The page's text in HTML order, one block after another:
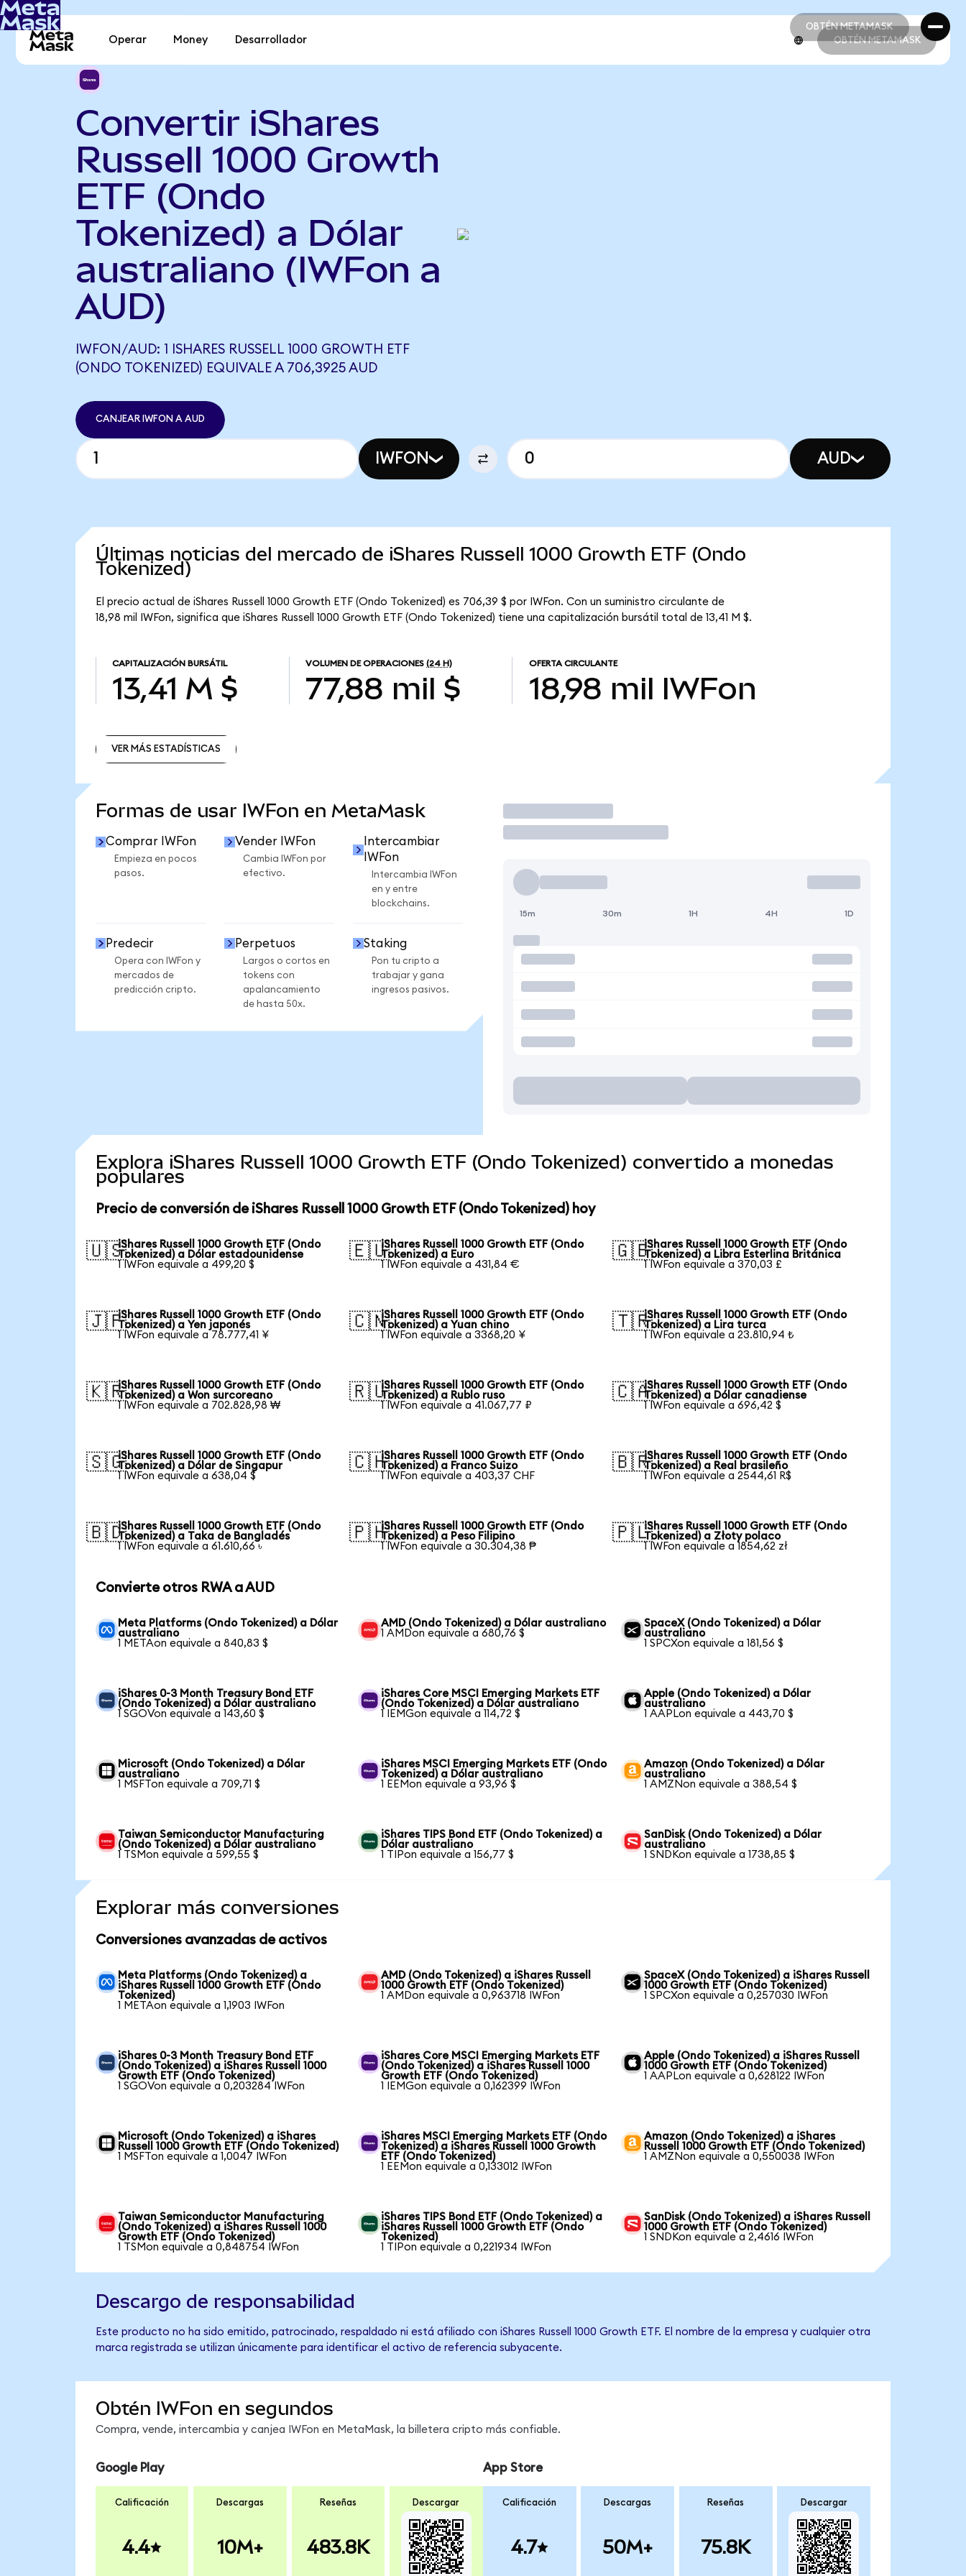
OBTÉN METAMASK
OBTÉN METAMASK
Operar Money Desarrollador OBTÉN METAMASK
Convertir iShares
Russell 1000 Growth
ETF (Ondo
Tokenized) a Dólar
australiano (IWFon a
AUD)
IWFON/AUD: 1 ISHARES RUSSELL 1000 GROWTH ETF
(ONDO TOKENIZED) EQUIVALE A 706,3925 AUD
CANJEAR IWFON A AUD
IWFON AUD
Últimas noticias del mercado de iShares Russell 1000 Growth ETF (Ondo
Tokenized)
El precio actual de iShares Russell 1000 Growth ETF (Ondo Tokenized) es 706,39 $ por IWFon. Con un suministro circulante de
18,98 mil IWFon, significa que iShares Russell 1000 Growth ETF (Ondo Tokenized) tiene una capitalización bursátil total de 13,41 M $.
CAPITALIZACIÓN BURSÁTIL
13,41 M $
VOLUMEN DE OPERACIONES (24 H)
77,88 mil $
OFERTA CIRCULANTE
18,98 mil IWFon
VER MÁS ESTADÍSTICAS
Formas de usar IWFon en MetaMask
Comprar IWFon
Empieza en pocos
pasos.
Vender IWFon
Cambia IWFon por
efectivo.
Intercambiar
IWFon
Intercambia IWFon
en y entre
blockchains.
Predecir
Opera con IWFon y
mercados de
predicción cripto.
Perpetuos
Largos o cortos en
tokens con
apalancamiento
de hasta 50x.
Staking
Pon tu cripto a
trabajar y gana
ingresos pasivos.
Operar
15m 30m 1H 4H 1D
Explora iShares Russell 1000 Growth ETF (Ondo Tokenized) convertido a monedas
populares
Precio de conversión de iShares Russell 1000 Growth ETF (Ondo Tokenized) hoy
🇺🇸iShares Russell 1000 Growth ETF (Ondo
Tokenized) a Dólar estadounidense
1 IWFon equivale a 499,20 $
🇪🇺iShares Russell 1000 Growth ETF (Ondo
Tokenized) a Euro
1 IWFon equivale a 431,84 €
🇬🇧iShares Russell 1000 Growth ETF (Ondo
Tokenized) a Libra Esterlina Británica
1 IWFon equivale a 370,03 £
🇯🇵iShares Russell 1000 Growth ETF (Ondo
Tokenized) a Yen japonés
1 IWFon equivale a 78.777,41 ¥
🇨🇳iShares Russell 1000 Growth ETF (Ondo
Tokenized) a Yuan chino
1 IWFon equivale a 3368,20 ¥
🇹🇷iShares Russell 1000 Growth ETF (Ondo
Tokenized) a Lira turca
1 IWFon equivale a 23.810,94 ₺
🇰🇷iShares Russell 1000 Growth ETF (Ondo
Tokenized) a Won surcoreano
1 IWFon equivale a 702.828,98 ₩
🇷🇺iShares Russell 1000 Growth ETF (Ondo
Tokenized) a Rublo ruso
1 IWFon equivale a 41.067,77 ₽
🇨🇦iShares Russell 1000 Growth ETF (Ondo
Tokenized) a Dólar canadiense
1 IWFon equivale a 696,42 $
🇸🇬iShares Russell 1000 Growth ETF (Ondo
Tokenized) a Dólar de Singapur
1 IWFon equivale a 638,04 $
🇨🇭iShares Russell 1000 Growth ETF (Ondo
Tokenized) a Franco Suizo
1 IWFon equivale a 403,37 CHF
🇧🇷iShares Russell 1000 Growth ETF (Ondo
Tokenized) a Real brasileño
1 IWFon equivale a 2544,61 R$
🇧🇩iShares Russell 1000 Growth ETF (Ondo
Tokenized) a Taka de Bangladés
1 IWFon equivale a 61.610,66 ৳
🇵🇭iShares Russell 1000 Growth ETF (Ondo
Tokenized) a Peso Filipino
1 IWFon equivale a 30.304,38 ₱
🇵🇱iShares Russell 1000 Growth ETF (Ondo
Tokenized) a Złoty polaco
1 IWFon equivale a 1854,62 zł
Convierte otros RWA a AUD
Meta Platforms (Ondo Tokenized) a Dólar
australiano
1 METAon equivale a 840,83 $
AMD (Ondo Tokenized) a Dólar australiano
1 AMDon equivale a 680,76 $
SpaceX (Ondo Tokenized) a Dólar
australiano
1 SPCXon equivale a 181,56 $
iShares 0-3 Month Treasury Bond ETF
(Ondo Tokenized) a Dólar australiano
1 SGOVon equivale a 143,60 $
iShares Core MSCI Emerging Markets ETF
(Ondo Tokenized) a Dólar australiano
1 IEMGon equivale a 114,72 $
Apple (Ondo Tokenized) a Dólar
australiano
1 AAPLon equivale a 443,70 $
Microsoft (Ondo Tokenized) a Dólar
australiano
1 MSFTon equivale a 709,71 $
iShares MSCI Emerging Markets ETF (Ondo
Tokenized) a Dólar australiano
1 EEMon equivale a 93,96 $
Amazon (Ondo Tokenized) a Dólar
australiano
1 AMZNon equivale a 388,54 $
Taiwan Semiconductor Manufacturing
(Ondo Tokenized) a Dólar australiano
1 TSMon equivale a 599,55 $
iShares TIPS Bond ETF (Ondo Tokenized) a
Dólar australiano
1 TIPon equivale a 156,77 $
SanDisk (Ondo Tokenized) a Dólar
australiano
1 SNDKon equivale a 1738,85 $
Explorar más conversiones
Conversiones avanzadas de activos
Meta Platforms (Ondo Tokenized) a
iShares Russell 1000 Growth ETF (Ondo
Tokenized)
1 METAon equivale a 1,1903 IWFon
AMD (Ondo Tokenized) a iShares Russell
1000 Growth ETF (Ondo Tokenized)
1 AMDon equivale a 0,963718 IWFon
SpaceX (Ondo Tokenized) a iShares Russell
1000 Growth ETF (Ondo Tokenized)
1 SPCXon equivale a 0,257030 IWFon
iShares 0-3 Month Treasury Bond ETF
(Ondo Tokenized) a iShares Russell 1000
Growth ETF (Ondo Tokenized)
1 SGOVon equivale a 0,203284 IWFon
iShares Core MSCI Emerging Markets ETF
(Ondo Tokenized) a iShares Russell 1000
Growth ETF (Ondo Tokenized)
1 IEMGon equivale a 0,162399 IWFon
Apple (Ondo Tokenized) a iShares Russell
1000 Growth ETF (Ondo Tokenized)
1 AAPLon equivale a 0,628122 IWFon
Microsoft (Ondo Tokenized) a iShares
Russell 1000 Growth ETF (Ondo Tokenized)
1 MSFTon equivale a 1,0047 IWFon
iShares MSCI Emerging Markets ETF (Ondo
Tokenized) a iShares Russell 1000 Growth
ETF (Ondo Tokenized)
1 EEMon equivale a 0,133012 IWFon
Amazon (Ondo Tokenized) a iShares
Russell 1000 Growth ETF (Ondo Tokenized)
1 AMZNon equivale a 0,550038 IWFon
Taiwan Semiconductor Manufacturing
(Ondo Tokenized) a iShares Russell 1000
Growth ETF (Ondo Tokenized)
1 TSMon equivale a 0,848754 IWFon
iShares TIPS Bond ETF (Ondo Tokenized) a
iShares Russell 1000 Growth ETF (Ondo
Tokenized)
1 TIPon equivale a 0,221934 IWFon
SanDisk (Ondo Tokenized) a iShares Russell
1000 Growth ETF (Ondo Tokenized)
1 SNDKon equivale a 2,4616 IWFon
Descargo de responsabilidad
Este producto no ha sido emitido, patrocinado, respaldado ni está afiliado con iShares Russell 1000 Growth ETF. El nombre de la empresa y cualquier otra
marca registrada se utilizan únicamente para identificar el activo de referencia subyacente.
Obtén IWFon en segundos
Compra, vende, intercambia y canjea IWFon en MetaMask, la billetera cripto más confiable.
Google Play
Calificación
4.4
Descargas
10M+
Reseñas
483.8K
Descargar
App Store
Calificación
4.7
Descargas
50M+
Reseñas
75.8K
Descargar